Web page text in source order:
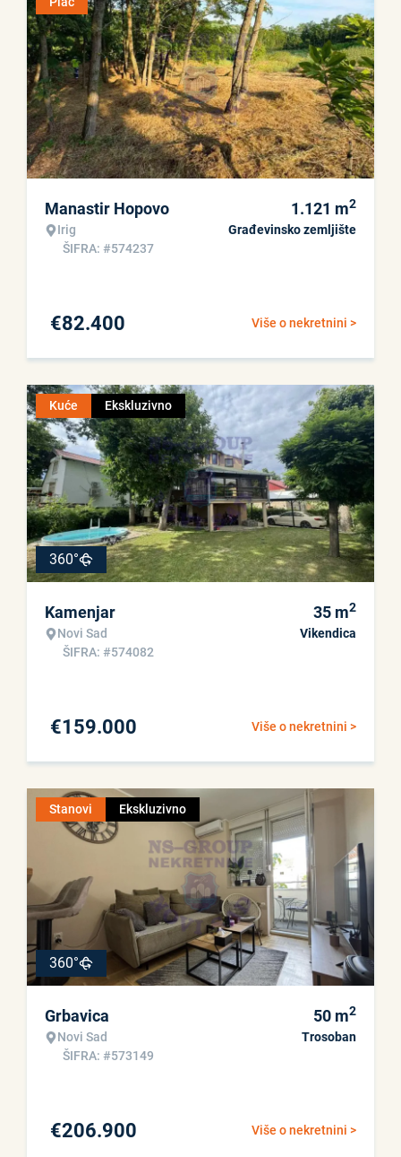
Manastir Hopovo
Irig
ŠIFRA: #574237
1.121 m2
Građevinsko zemljište
Više o nekretnini >
€82.400
Kuće Ekskluzivno
360°
Kamenjar
Novi Sad
ŠIFRA: #574082
35 m2
Vikendica
Više o nekretnini >
€159.000
Stanovi Ekskluzivno
360°
Grbavica
Novi Sad
ŠIFRA: #573149
50 m2
Trosoban
Više o nekretnini >
€206.900